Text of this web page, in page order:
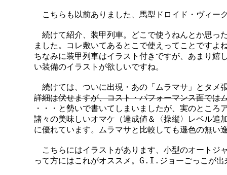
こちらも以前ありました、馬型ドロイド・ヴィー
続けて紹介、装甲列車。どこで使うねんとか思っ
ました。コレ敷いてあるとこで使えってことですよ
ちなみに装甲列車はイラスト付きですが、あまり嬉
い装備のイラストが欲しいですね。
続けては、ついに出現・あの「ムラマサ」とタメ
詳細は伏せますが、コスト・パフォーマンス面では
・・・と勢いで書いてしまいましたが、実のところ
諸々の美味しいオマケ（達成値＆〈操縦〉レベル追
に優れています。ムラマサと比較しても遜色の無い
こちらにはイラストがあります、小型のオートジ
って方にはこれがオススメ。G.I.ジョーごっこが出